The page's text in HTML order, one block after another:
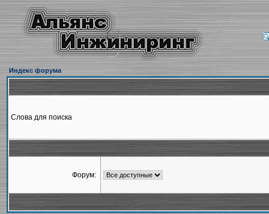
Индекс форума
Слова для поиска
Форум: